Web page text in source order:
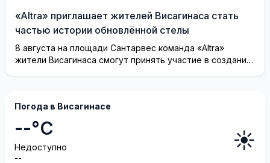
«Altra» приглашает жителей Висагинаса стать
частью истории обновлённой стелы
8 августа на площади Сантарвес команда «Altra»
жители Висагинаса смогут принять участие в создании
Погода в Висагинасе
--°C
Недоступно
--
☀️